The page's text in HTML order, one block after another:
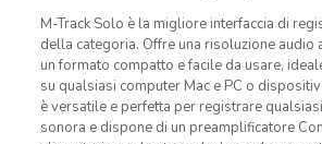
M-Track Solo è la migliore interfaccia di
della categoria. Offre una risoluzione audio
un formato compatto e facile da usare,
su qualsiasi computer Mac e PC o
è versatile e perfetta per registrare
sonora e dispone di un preamplificatore